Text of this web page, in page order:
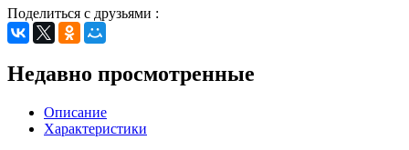
Поделиться с друзьями :
Недавно просмотренные
Описание
Характеристики